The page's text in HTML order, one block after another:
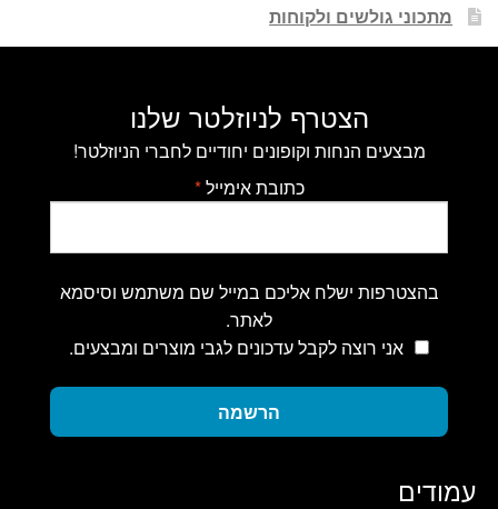
מתכוני גולשים ולקוחות
הצטרף לניוזלטר שלנו
מבצעים הנחות וקופונים יחודיים לחברי הניוזלטר!
כתובת אימייל*
בהצטרפות ישלח אליכם במייל שם משתמש וסיסמא
לאתר.
אני רוצה לקבל עדכונים לגבי מוצרים ומבצעים.
הרשמה
עמודים